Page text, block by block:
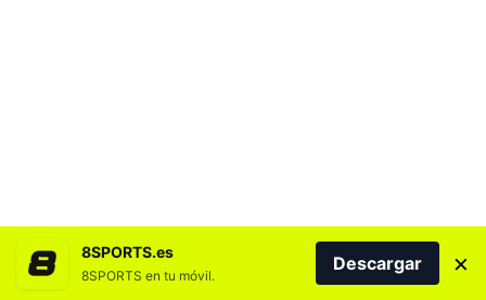
8SPORTS.es
8SPORTS en tu móvil.
Descargar ×